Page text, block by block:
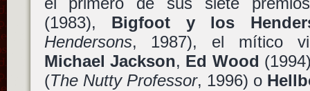
(1983), Bigfoot y los
Hendersons, 1987), el mítico
Michael Jackson, Ed Wood
(The Nutty Professor, 1996) o